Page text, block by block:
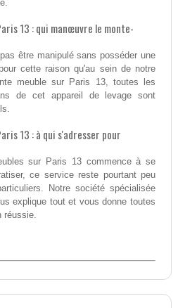
13 : qui manœuvre le monte-
être manipulé sans posséder une
cette raison qu'au sein de notre
meuble sur Paris 13, toutes les
de cet appareil de levage sont
13 : à qui s'adresser pour
sur Paris 13 commence à se
ce service reste pourtant peu
Notre société spécialisée
explique tout et vous donne toutes
réussie.